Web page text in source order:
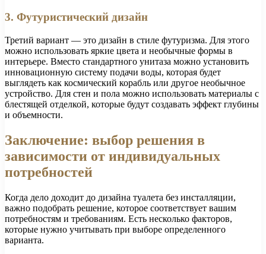
3. Футуристический дизайн
Третий вариант — это дизайн в стиле футуризма. Для этого
можно использовать яркие цвета и необычные формы в
интерьере. Вместо стандартного унитаза можно установить
инновационную систему подачи воды, которая будет
выглядеть как космический корабль или другое необычное
устройство. Для стен и пола можно использовать материалы с
блестящей отделкой, которые будут создавать эффект глубины
и объемности.
Заключение: выбор решения в
зависимости от индивидуальных
потребностей
Когда дело доходит до дизайна туалета без инсталляции,
важно подобрать решение, которое соответствует вашим
потребностям и требованиям. Есть несколько факторов,
которые нужно учитывать при выборе определенного
варианта.